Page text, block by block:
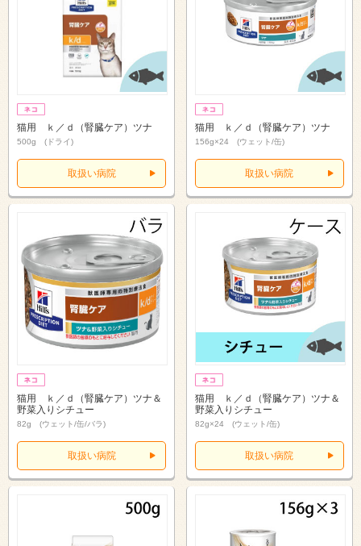
猫用 ｋ／ｄ（腎臓ケア）ツナ
500g (ドライ)
取扱い病院
猫用 ｋ／ｄ（腎臓ケア）ツナ
156g×24 (ウェット/缶)
取扱い病院
猫用 ｋ／ｄ（腎臓ケア）ツナ＆
野菜入りシチュー
82g (ウェット/缶/バラ)
取扱い病院
猫用 ｋ／ｄ（腎臓ケア）ツナ＆
野菜入りシチュー
82g×24 (ウェット/缶)
取扱い病院